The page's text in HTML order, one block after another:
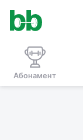
Абонамент